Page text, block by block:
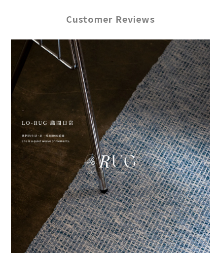
Customer Reviews